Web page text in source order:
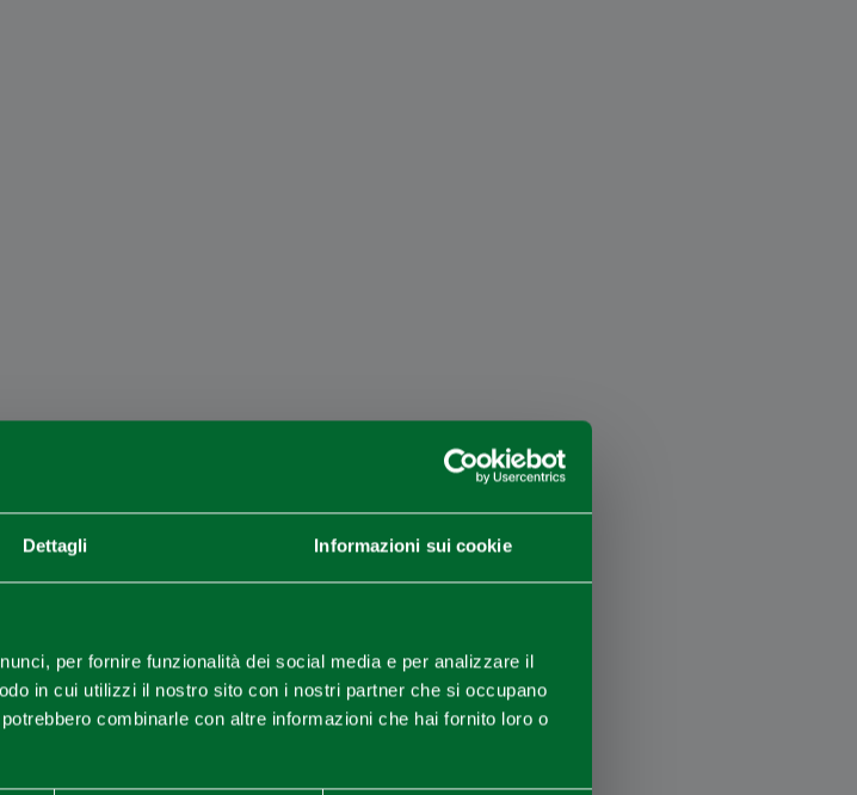
Dettagli Informazioni sui cookie
per fornire funzionalità dei social media e per analizzare il
in cui utilizzi il nostro sito con i nostri partner che si occupano
combinarle con altre informazioni che hai fornito loro o
×
aggiornato
TUTTI GLI EVENTI